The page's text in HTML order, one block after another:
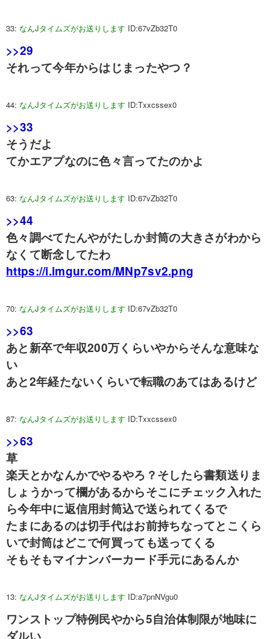
33: なんJタイムズがお送りします ID:67vZb32T0
>>29
それって今年からはじまったやつ？
44: なんJタイムズがお送りします ID:Txxcssex0
>>33
そうだよ
てかエアプなのに色々言ってたのかよ
63: なんJタイムズがお送りします ID:67vZb32T0
>>44
色々調べてたんやがたしか封筒の大きさがわから
なくて断念してたわ
https://i.imgur.com/MNp7sv2.png
70: なんJタイムズがお送りします ID:67vZb32T0
>>63
あと新卒で年収200万くらいやからそんな意味な
い
あと2年経たないくらいで転職のあてはあるけど
87: なんJタイムズがお送りします ID:Txxcssex0
>>63
草
楽天とかなんかでやるやろ？そしたら書類送りま
しょうかって欄があるからそこにチェック入れた
ら今年中に返信用封筒込で送られてくるで
たまにあるのは切手代はお前持ちなってとこくら
いで封筒はどこで何買っても送ってくる
そもそもマイナンバーカード手元にあるんか
13: なんJタイムズがお送りします ID:a7pnNVgu0
ワンストップ特例民やから5自治体制限が地味に